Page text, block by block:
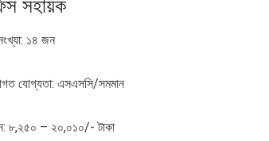
১৪ জন
যোগ্যতা: এসএসসি/সমমান
৮,২৫০ – ২০,০১০/- টাকা